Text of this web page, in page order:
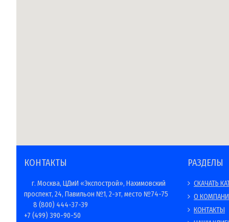
КОНТАКТЫ
г. Москва, ЦДиИ «Экспострой», Нахимовский
проспект, 24, Павильон №1, 2-эт, место №74-75
8 (800) 444-37-39
+7 (499) 390-90-50
РАЗДЕЛЫ
СКАЧАТЬ
О
КОНТАКТЫ